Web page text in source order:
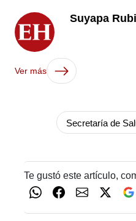
Suyapa
Ver más
Secretaría de
Te gustó este artículo,